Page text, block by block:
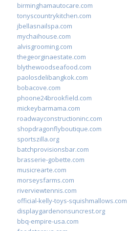
birminghamautocare.com
tonyscountrykitchen.com
jbellasnailspa.com
mychaihouse.com
alvisgrooming.com
thegeorginaestate.com
blythewoodseafood.com
paolosdelibangkok.com
bobacove.com
phoone24brookfield.com
mickeybarmama.com
roadwayconstructioninc.com
shopdragonflyboutique.com
sportszilla.org
batchprovisionsbar.com
brasserie-gobette.com
musicrearte.com
morseysfarms.com
riverviewtennis.com
official-kelly-toys-squishmallows.com
displaygardenonsuncrest.org
bbq-empire-usa.com